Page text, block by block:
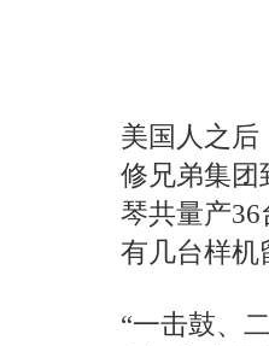
美国人之后
修兄弟集团
琴共量产
有几台样机
“一击鼓、